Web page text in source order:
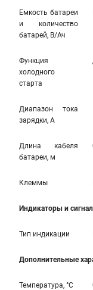
Емкость батареи
и количество
батарей, В/Ач
Функция
холодного
старта
Диапазон тока
зарядки, А
Длина кабеля
батареи, м
Клеммы
Индикаторы и
Тип индикации
Дополнительные
Температура, °С